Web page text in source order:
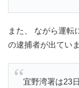
また、 ながら運転
の逮捕者が出ていま
宜野湾署は23